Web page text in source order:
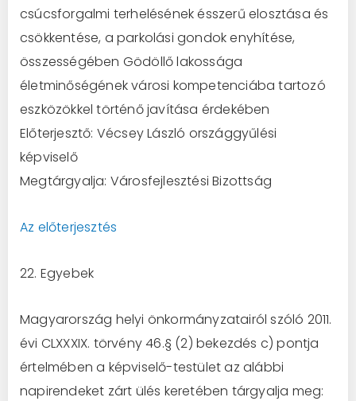
csúcsforgalmi terhelésének ésszerű elosztása és
csökkentése, a parkolási gondok enyhítése,
összességében Gödöllő lakossága
életminőségének városi kompetenciába tartozó
eszközökkel történő javítása érdekében
Előterjesztő: Vécsey László országgyűlési
képviselő
Megtárgyalja: Városfejlesztési Bizottság
Az előterjesztés
22. Egyebek
Magyarország helyi önkormányzatairól szóló 2011.
évi CLXXXIX. törvény 46.§ (2) bekezdés c) pontja
értelmében a képviselő-testület az alábbi
napirendeket zárt ülés keretében tárgyalja meg: